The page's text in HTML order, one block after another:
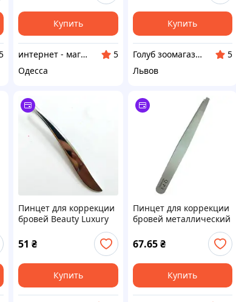
Купить
интернет - магазин "Нужные штучки"
5
Одесса
Купить
Голуб зоомагазин
5
Львов
Пинцет для коррекции
бровей Beauty Luxury
металлический Р-02
51 ₴
Купить
Пинцет для коррекции
бровей металлический
QPI Professional QP-22
67.65 ₴
Купить